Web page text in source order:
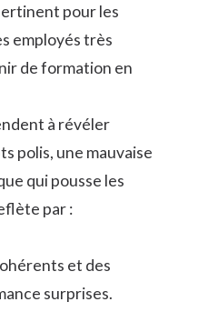
pour les
employés très
de formation en
à révéler
polis, une mauvaise
qui pousse les
par :
et des
surprises.